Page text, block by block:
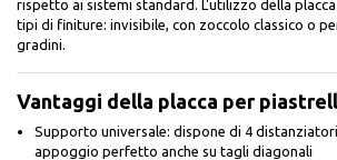
rispetto ai sistemi standard. L'utilizzo della
tipi di finiture: invisibile, con zoccolo classico o
gradini.
Vantaggi della placca per
Supporto universale: dispone di 4
appoggio perfetto anche su tagli diagonali